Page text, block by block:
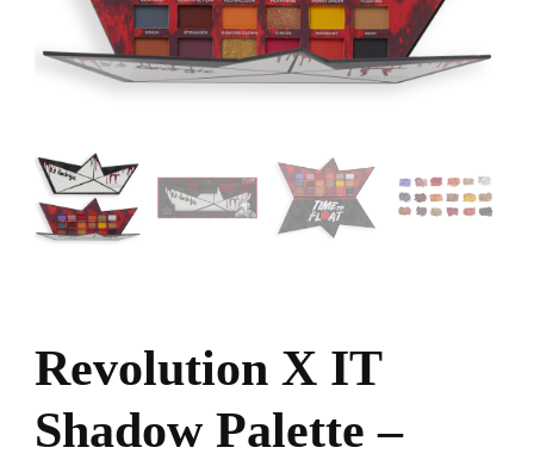
Revolution X IT
Shadow Palette –